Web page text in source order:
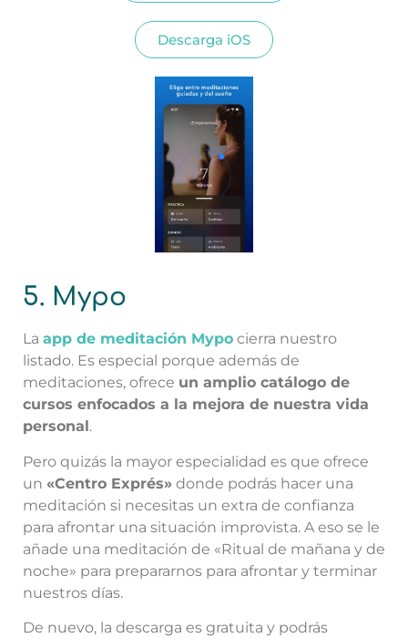
Descarga iOS
5. Mypo
La app de meditación Mypo cierra nuestro
listado. Es especial porque además de
meditaciones, ofrece un amplio catálogo de
cursos enfocados a la mejora de nuestra vida
personal .
Pero quizás la mayor especialidad es que ofrece
un «Centro Exprés» donde podrás hacer una
meditación si necesitas un extra de confianza
para afrontar una situación improvista. A eso se le
añade una meditación de «Ritual de mañana y de
noche» para prepararnos para afrontar y terminar
nuestros días.
De nuevo, la descarga es gratuita y podrás